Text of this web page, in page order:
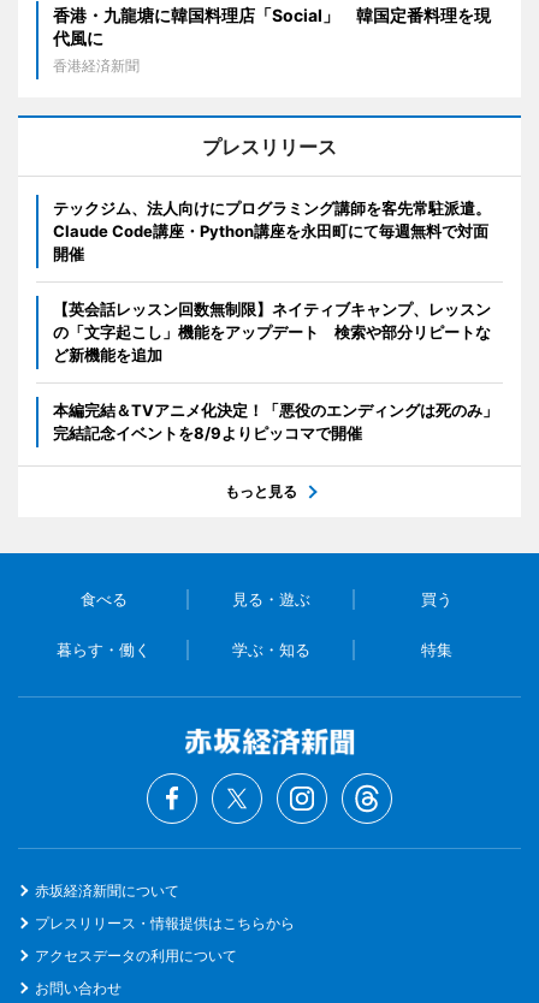
香港・九龍塘に韓国料理店「Social」 韓国定番料理を現
代風に
香港経済新聞
プレスリリース
テックジム、法人向けにプログラミング講師を客先常駐派遣。
Claude Code講座・Python講座を永田町にて毎週無料で対面
開催
【英会話レッスン回数無制限】ネイティブキャンプ、レッスン
の「文字起こし」機能をアップデート 検索や部分リピートな
ど新機能を追加
本編完結＆TVアニメ化決定！「悪役のエンディングは死のみ」
完結記念イベントを8/9よりピッコマで開催
もっと見る
食べる 見る・遊ぶ 買う
暮らす・働く 学ぶ・知る 特集
赤坂経済新聞について
プレスリリース・情報提供はこちらから
アクセスデータの利用について
お問い合わせ